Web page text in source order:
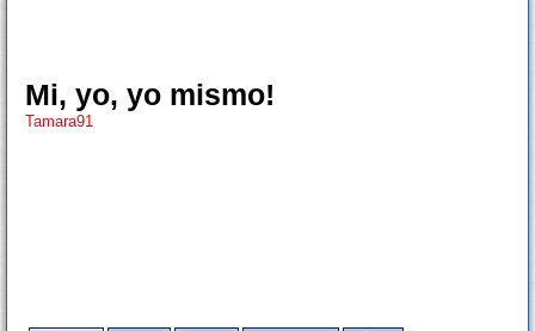
Mi, yo, yo mismo!
Tamara91